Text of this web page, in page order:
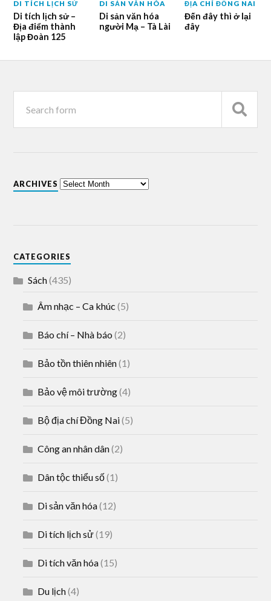
DI TÍCH LỊCH SỬ
Di tích lịch sử –
Địa điểm thành
lập Đoàn 125
DI SẢN VĂN HÓA
Di sản văn hóa
người Mạ – Tà Lài
ĐỊA CHÍ ĐỒNG NAI
Đến đây thì ở lại
đây
ARCHIVES
CATEGORIES
Sách(435)
Âm nhạc – Ca khúc (5)
Báo chí – Nhà báo (2)
Bảo tồn thiên nhiên(1)
Bảo vệ môi trường(4)
Bộ địa chí Đồng Nai(5)
Công an nhân dân(2)
Dân tộc thiểu số(1)
Di sản văn hóa(12)
Di tích lịch sử(19)
Di tích văn hóa(15)
Du lịch(4)